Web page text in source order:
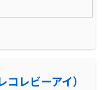
レビーアイ）